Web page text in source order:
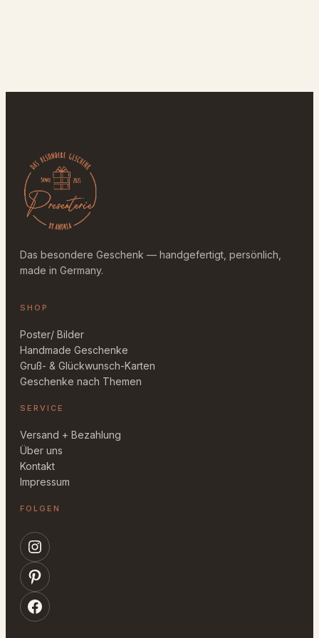
Das besondere Geschenk — handgefertigt, persönlich,
made in Germany.
SHOP
Poster/ Bilder
Handmade Geschenke
Gruß- & Glückwunsch-Karten
Geschenke nach Themen
SERVICE
Versand + Bezahlung
Über uns
Kontakt
Impressum
FOLGEN
Instagram
Pinterest
Facebook